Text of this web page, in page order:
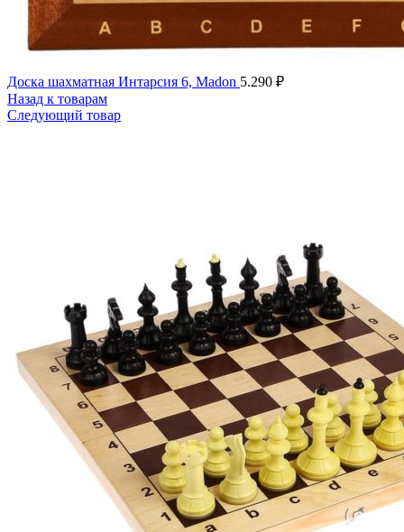
Доска шахматная Интарсия 6, Madon 5.290 ₽
Назад к товарам
Следующий товар